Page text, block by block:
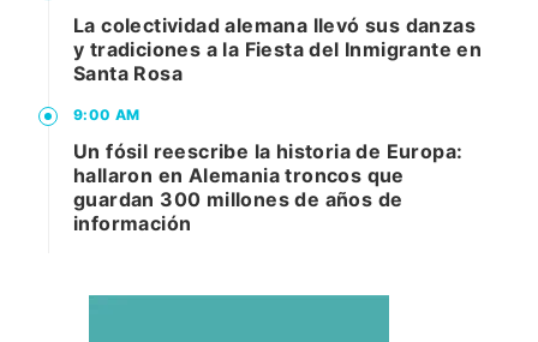
La colectividad alemana llevó sus danzas
y tradiciones a la Fiesta del Inmigrante en
Santa Rosa
9:00 AM
Un fósil reescribe la historia de Europa:
hallaron en Alemania troncos que
guardan 300 millones de años de
información